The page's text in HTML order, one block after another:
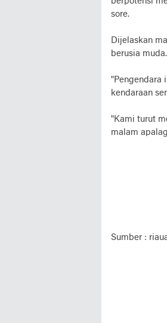
sore.
Dijelaskan
berusia muda.
"Pengendara
kendaraan
"Kami turut
malam
Sumber :